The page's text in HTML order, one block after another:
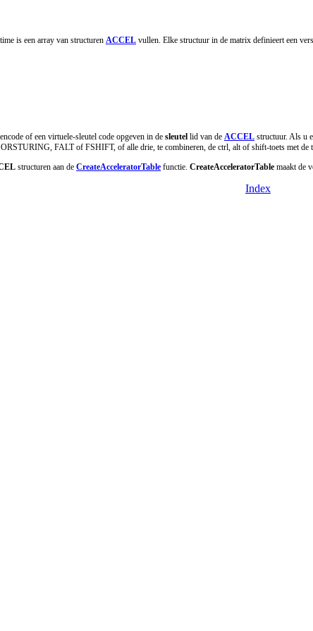
is een array van structuren ACCEL vullen. Elke structuur in de matrix definieert een
of een virtuele-sleutel code opgeven in de sleutel lid van de ACCEL structuur. Als u
FALT of FSHIFT, of alle drie, te combineren, de ctrl, alt of shift-toets met de
structuren aan de CreateAcceleratorTable functie. CreateAcceleratorTable maakt de
Index